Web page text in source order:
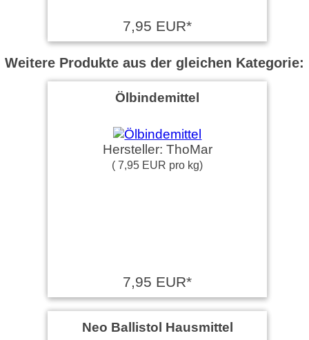
7,95 EUR*
Weitere Produkte aus der gleichen Kategorie:
Ölbindemittel
Hersteller: ThoMar
( 7,95 EUR pro kg)
7,95 EUR*
Neo Ballistol Hausmittel